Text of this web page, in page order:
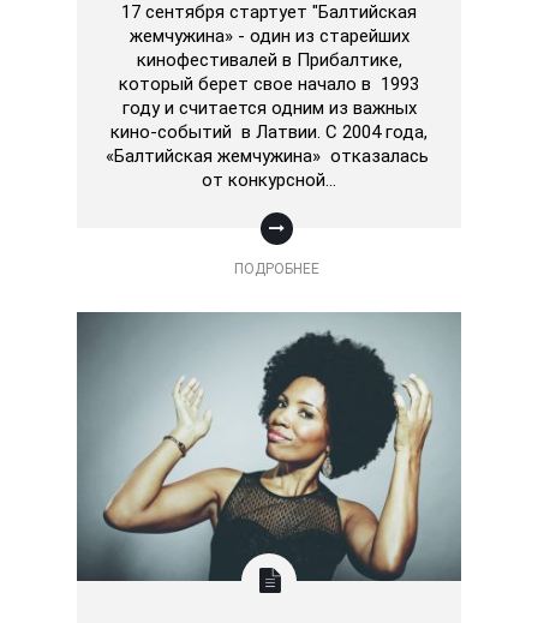
17 сентября стартует "Балтийская
жемчужина» - один из старейших
кинофестивалей в Прибалтике,
который берет свое начало в 1993
году и считается одним из важных
кино-событий в Латвии. С 2004 года,
«Балтийская жемчужина» отказалась
от конкурсной…
ПОДРОБНЕЕ